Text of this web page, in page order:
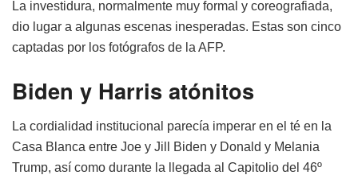
La investidura, normalmente muy formal y coreografiada,
dio lugar a algunas escenas inesperadas. Estas son cinco
captadas por los fotógrafos de la AFP.
Biden y Harris atónitos
La cordialidad institucional parecía imperar en el té en la
Casa Blanca entre Joe y Jill Biden y Donald y Melania
Trump, así como durante la llegada al Capitolio del 46º